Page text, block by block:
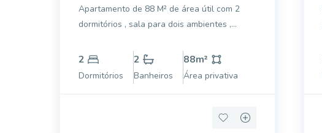
Apartamento de 88 M² de área útil com 2
dormitórios , sala para dois ambientes ,
todo apartamento com ventilação natural e
bem ensolarado , 1 vaga de garagem
2
Dormitórios
2
Banheiros
88m²
Área privativa